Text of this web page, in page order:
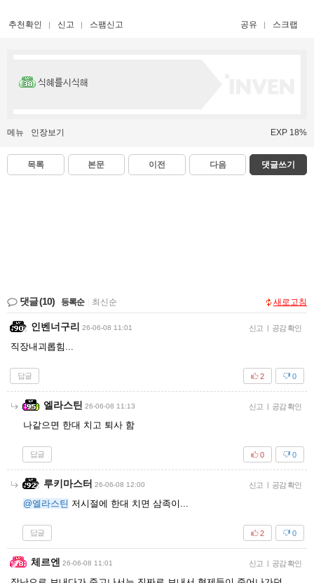
추천확인 신고 스팸신고 공유 스크랩
식혜를시식해
메뉴 인장보기 EXP 18%
목록 본문 이전 다음 댓글쓰기
댓글(10) 등록순 최신순 새로고침
인벤너구리 26-06-08 11:01 신고 공감 확인
직장내괴롭힘...
답글 0
2
엘라스틴 26-06-08 11:13 신고 공감 확인
나같으면 한대 치고 퇴사 함
답글 0
0
루키마스터 26-06-08 12:00 신고 공감 확인
@엘라스틴 저시절에 한대 치면 삼족이...
답글 0
2
체르엔 26-06-08 11:01 신고 공감 확인